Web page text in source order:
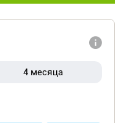
4 месяца